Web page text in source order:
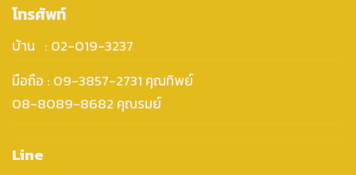
โทรศัพท์
บ้าน : 02-019-3237
มือถือ : 09-3857-2731 คุณทิพย์
08-8089-8682 คุณรมย์
Line